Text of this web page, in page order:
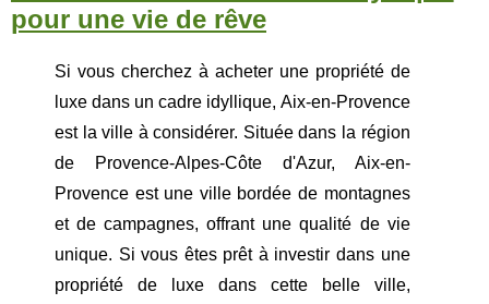
pour une vie de rêve
Si vous cherchez à acheter une propriété de
luxe dans un cadre idyllique, Aix-en-Provence
est la ville à considérer. Située dans la région
de Provence-Alpes-Côte d'Azur, Aix-en-
Provence est une ville bordée de montagnes
et de campagnes, offrant une qualité de vie
unique. Si vous êtes prêt à investir dans une
propriété de luxe dans cette belle ville,